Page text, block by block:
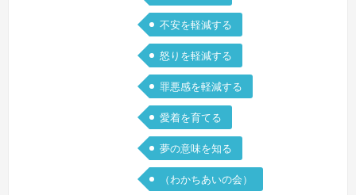
不安を軽減する
怒りを軽減する
罪悪感を軽減する
愛着を育てる
夢の意味を知る
（わかちあいの会）